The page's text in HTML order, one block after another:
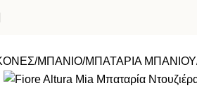
ΜΠΑΝΙΟ ΜΠΑΤΑΡΙΑ ΜΠΑΝΙΟΥ